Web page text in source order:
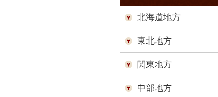
北海道地方
東北地方
関東地方
中部地方